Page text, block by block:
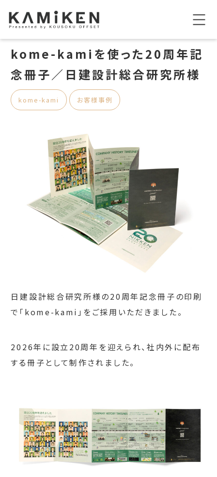
kome-kamiを使った20周年記
念冊子／日建設計総合研究所様
kome-kami お客様事例
日建設計総合研究所様の20周年記念冊子の印刷
で「kome-kami」をご採用いただきました。
2026年に設立20周年を迎えられ、社内外に配布
する冊子として制作されました。